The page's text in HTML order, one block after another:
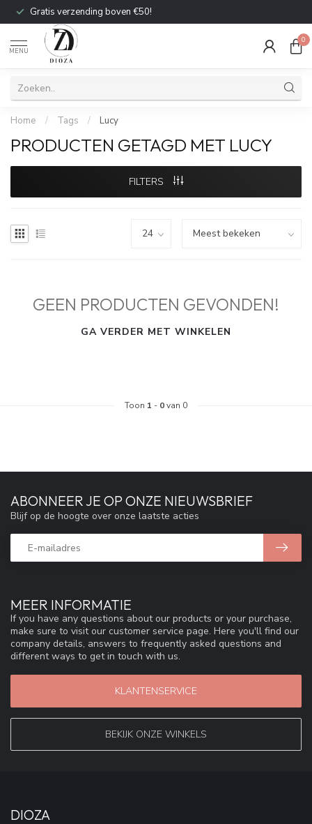
Gratis verzending boven €50!
MENU
0
Home / Tags / Lucy
PRODUCTEN GETAGD MET LUCY
FILTERS
GEEN PRODUCTEN GEVONDEN!
GA VERDER MET WINKELEN
Toon 1 - 0van 0
MEER INFORMATIE
If you have any questions about our products or your purchase,
make sure to visit our customer service page. Here you'll find our
company details, answers to frequently asked questions and
different ways to get in touch with us.
KLANTENSERVICE
BEKIJK ONZE WINKELS
ABONNEER JE OP ONZE NIEUWSBRIEF
Blijf op de hoogte over onze laatste acties
DIOZA